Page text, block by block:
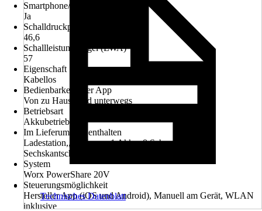
Smartphone/Tablet - Steuerung
Ja
Schalldruckpegel (LpA)
46,6
Schallleistungspegel (LWA)
57
Eigenschaft
Kabellos
Bedienbarkeit über App
Von zu Hause und unterwegs
Betriebsart
Akkubetrieb
Im Lieferumfang enthalten
Ladestation,, 6 Messer, 1 Akku, 8 Schrauben und 1
Sechskantschlüssel, Mähroboter
System
Worx PowerShare 20V
Steuerungsmöglichkeit
Hersteller App (iOS und Android), Manuell am Gerät, WLAN
inklusive
Technisches Datenblatt